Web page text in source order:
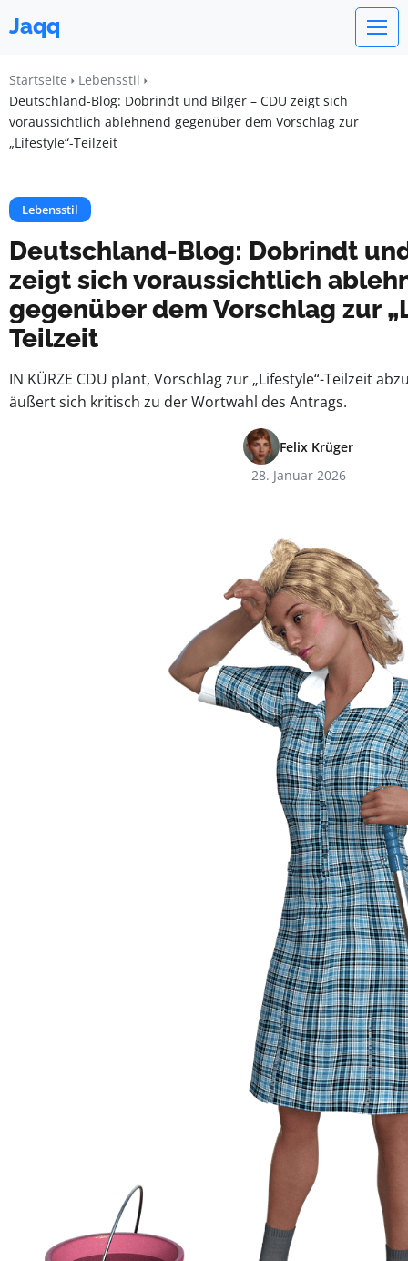
Jaqq
Startseite
Lebensstil
Deutschland-Blog: Dobrindt und Bilger – CDU zeigt sich
voraussichtlich ablehnend gegenüber dem Vorschlag zur
„Lifestyle“-Teilzeit
Lebensstil
Deutschland-Blog: Dobrindt
zeigt sich voraussichtlich
gegenüber dem Vorschlag zur
Teilzeit
IN KÜRZE CDU plant, Vorschlag zur „Lifestyle“-Teilzeit
äußert sich kritisch zu der Wortwahl des Antrags.
Felix Krüger
28. Januar 2026